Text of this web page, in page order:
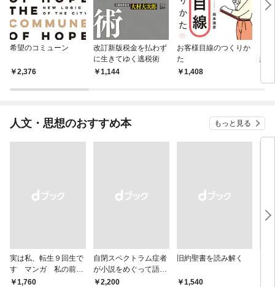
希望のコミューン
2,376
改訂新版税金を払わず
に生きてゆく逃税術
1,144
お客様目線のつくりか
た
1,408
経済
人文・思想のおすすめ本 もっと見る
実は私、転生９回生で
す マンガ 私の前世
物語
￥1,760
自閉スペクトラム症者
が小説をめぐって語り
あう
￥2,200
旧約聖書を読み解く
￥1,540